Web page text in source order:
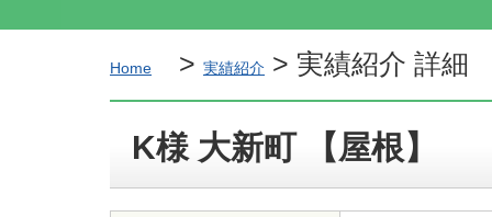
Home > 実績紹介 > 実績紹介 詳細
K様 大新町 【屋根】